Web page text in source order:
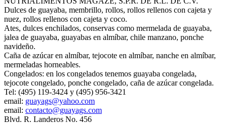
Dulces de guayaba, membrillo, rollos, rollos rellenos con cajeta y
nuez, rollos rellenos con cajeta y coco.
Ates, dulces enchilados, conservas como mermelada de guayaba,
jalea de guayaba, guayabas en almíbar, chile manzano, ponche
navideño.
Caña de azúcar en almíbar, tejocote en almíbar, nanche en almíbar,
mermeladas horneables.
Congelados: en los congelados tenemos guayaba congelada,
tejocote congelado, ponche congelado, caña de azúcar congelada.
Tel: (495) 119-3424 y (495) 956-3421
email: guayags@yahoo.com
email: contacto@guayags.com
Blvd. R. Landeros No. 456